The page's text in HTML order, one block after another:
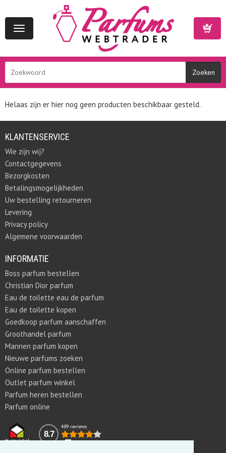
Toggle
navigation
Helaas zijn er hier nog geen producten beschikbaar gesteld.
KLANTENSERVICE
Wie zijn wij?
Contactgegevens
Bezorgkosten
Betalingsmogelijkheden
Uw bestelling retourneren
Levering
Privacy policy
Algemene voorwaarden
INFORMATIE
Boss parfum bestellen
Christian Dior parfum
Eau de toilette eau de parfum
Eau de toilette kopen
Goedkoop parfum aanschaffen
Groothandel parfum
Mannen parfum kopen
Nieuwe parfums zoeken
Online parfum bestellen
Outlet parfum winkel
Parfum heren bestellen
Parfum online
8.7
489 reviews